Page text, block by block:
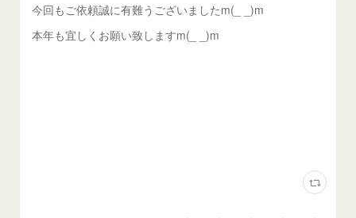
今回もご依頼誠に有難うございましたm(_ _)m
本年も宜しくお願い致しますm(_ _)m